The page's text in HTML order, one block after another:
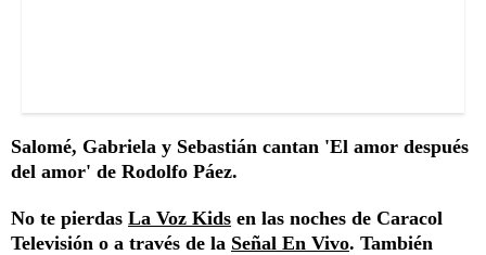
Salomé, Gabriela y Sebastián cantan 'El amor después
del amor' de Rodolfo Páez.
No te pierdas La Voz Kids en las noches de Caracol
Televisión o a través de la Señal En Vivo. También